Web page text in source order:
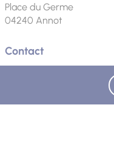
Place du Germe
04240 Annot
Contact